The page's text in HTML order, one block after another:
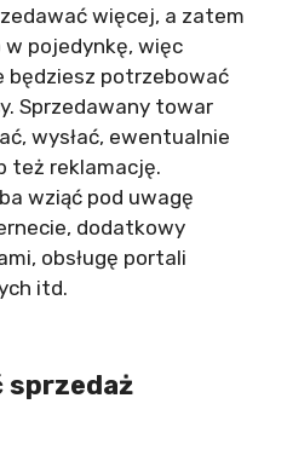
więcej, a zatem
w pojedynkę, więc
będziesz potrzebować
Sprzedawany towar
wysłać, ewentualnie
też reklamację.
wziąć pod uwagę
dodatkowy
obsługę portali
itd.
sprzedaż